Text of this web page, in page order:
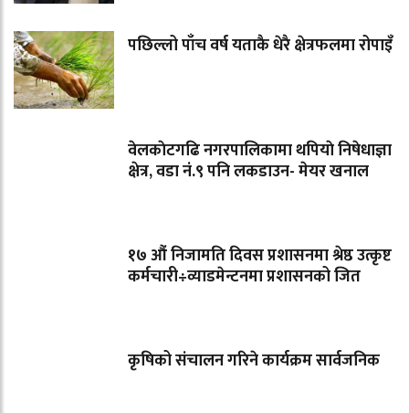
पछिल्लो पाँच वर्ष यताकै धेरै क्षेत्रफलमा रोपाइँ
वेलकाेटगढि नगरपालिकामा थपियाे निषेधाज्ञा
क्षेत्र, वडा नं.९ पनि लकडाउन- मेयर खनाल
१७ औं निजामति दिवस प्रशासनमा श्रेष्ठ उत्कृष्ट
कर्मचारी÷व्याडमेन्टनमा प्रशासनको जित
कृषिको संचालन गरिने कार्यक्रम सार्वजनिक